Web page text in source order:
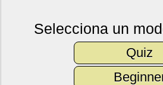
Selecciona un
Quiz